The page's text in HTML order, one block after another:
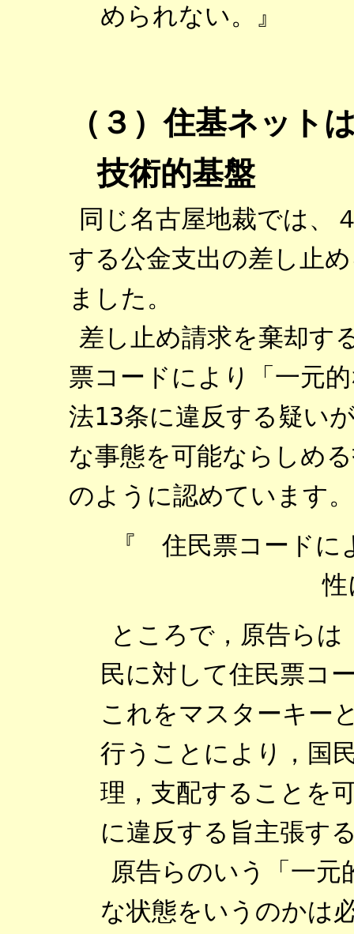
められない。』
（３）住基ネット
技術的基盤
同じ名古屋地裁では、
する公金支出の差し止
ました。
差し止め請求を棄却す
票コードにより「一元
法13条に違反する疑い
な事態を可能ならしめ
のように認めています。
『 住民票コードに
性
ところで，原告ら
民に対して住民票コ
これをマスターキー
行うことにより，国
理，支配することを
に違反する旨主張す
原告らのいう「一元
な状態をいうのかは